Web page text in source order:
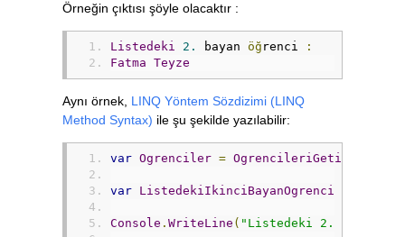
Örneğin çıktısı şöyle olacaktır :
Listedeki 2. bayan öğ renci
:
Fatma Teyze
Aynı örnek, LINQ Yöntem Sözdizimi (LINQ
Method Syntax) ile şu şekilde yazılabilir:
var Ogrenciler = OgrencileriGetir
var ListedekiIkinciBayanOgrenci
Console . WriteLine ( "Listedeki 2. bayan